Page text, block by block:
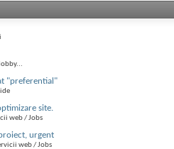
"preferential"
site.
web / Jobs
urgent
web / Jobs